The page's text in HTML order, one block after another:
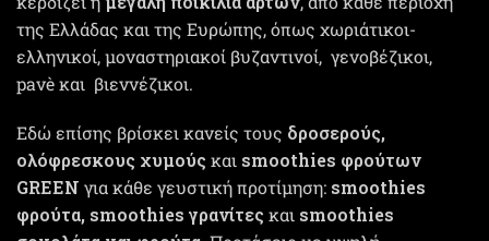
της Ελλάδας και της Ευρώπης, όπως χωριάτικοι-
ελληνικοί, μοναστηριακοί βυζαντινοί, γενοβέζικοι,
pavè και βιεννέζικοι.
Εδώ επίσης βρίσκει κανείς τους δροσερούς,
ολόφρεσκους χυμούς και smoothies φρούτων
GREEN για κάθε γευστική προτίμηση: smoothies
φρούτα, smoothies γρανίτες και smoothies